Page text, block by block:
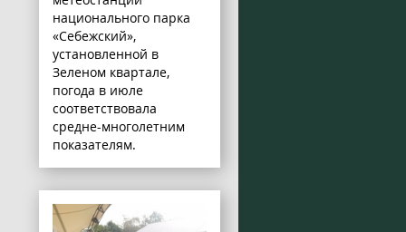
национального парка
«Себежский»,
установленной в
Зеленом квартале,
погода в июле
соответствовала
средне-многолетним
показателям.